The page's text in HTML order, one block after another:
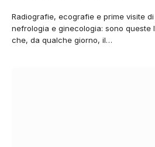
Radiografie, ecografie e prime visite
nefrologia e ginecologia: sono queste
che, da qualche giorno, il…